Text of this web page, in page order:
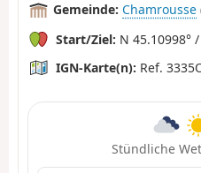
Gemeinde: Chamrousse
Start/Ziel: N 45.10998°
IGN-Karte(n): Ref.
Stündliche